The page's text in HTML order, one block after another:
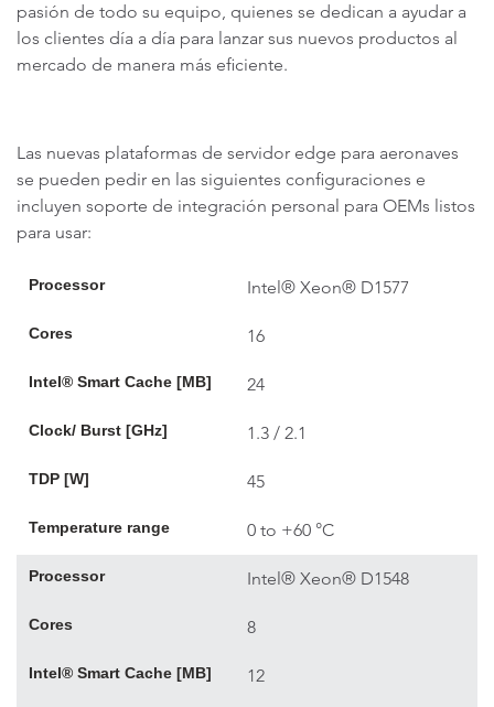
pasión de todo su equipo, quienes se dedican a ayudar a
los clientes día a día para lanzar sus nuevos productos al
mercado de manera más eficiente.
Las nuevas plataformas de servidor edge para aeronaves
se pueden pedir en las siguientes configuraciones e
incluyen soporte de integración personal para OEMs listos
para usar:
Processor Intel® Xeon® D1577
Cores 16
Intel® Smart Cache [MB] 24
Clock/ Burst [GHz] 1.3 / 2.1
TDP [W] 45
Temperature range 0 to +60 °C
Processor Intel® Xeon® D1548
Cores 8
Intel® Smart Cache [MB] 12